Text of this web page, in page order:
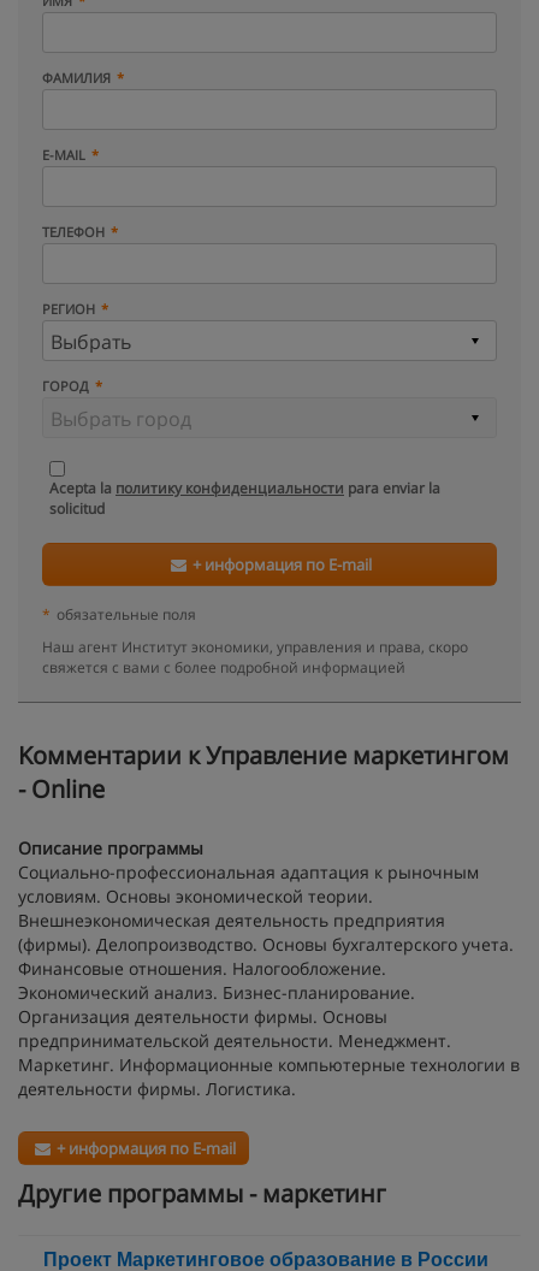
ФАМИЛИЯ
E-MAIL
ТЕЛЕФОН
РЕГИОН
ГОРОД
Acepta la политику конфиденциальности para enviar la
solicitud
+ информация по E-mail
* обязательные поля
Наш агент Институт экономики, управления и права, скоро
свяжется с вами с более подробной информацией
Kомментарии к Управление маркетингом
- Online
Описание программы
Социально-профессиональная адаптация к рыночным
условиям. Основы экономической теории.
Внешнеэкономическая деятельность предприятия
(фирмы). Делопроизводство. Основы бухгалтерского учета.
Финансовые отношения. Налогообложение.
Экономический анализ. Бизнес-планирование.
Организация деятельности фирмы. Основы
предпринимательской деятельности. Менеджмент.
Маркетинг. Информационные компьютерные технологии в
деятельности фирмы. Логистика.
+ информация по E-mail
Другие программы - маркетинг
Проект Маркетинговое образование в Росcии